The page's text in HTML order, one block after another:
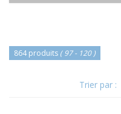
864 produits ( 97 - 120 )
Trier par :